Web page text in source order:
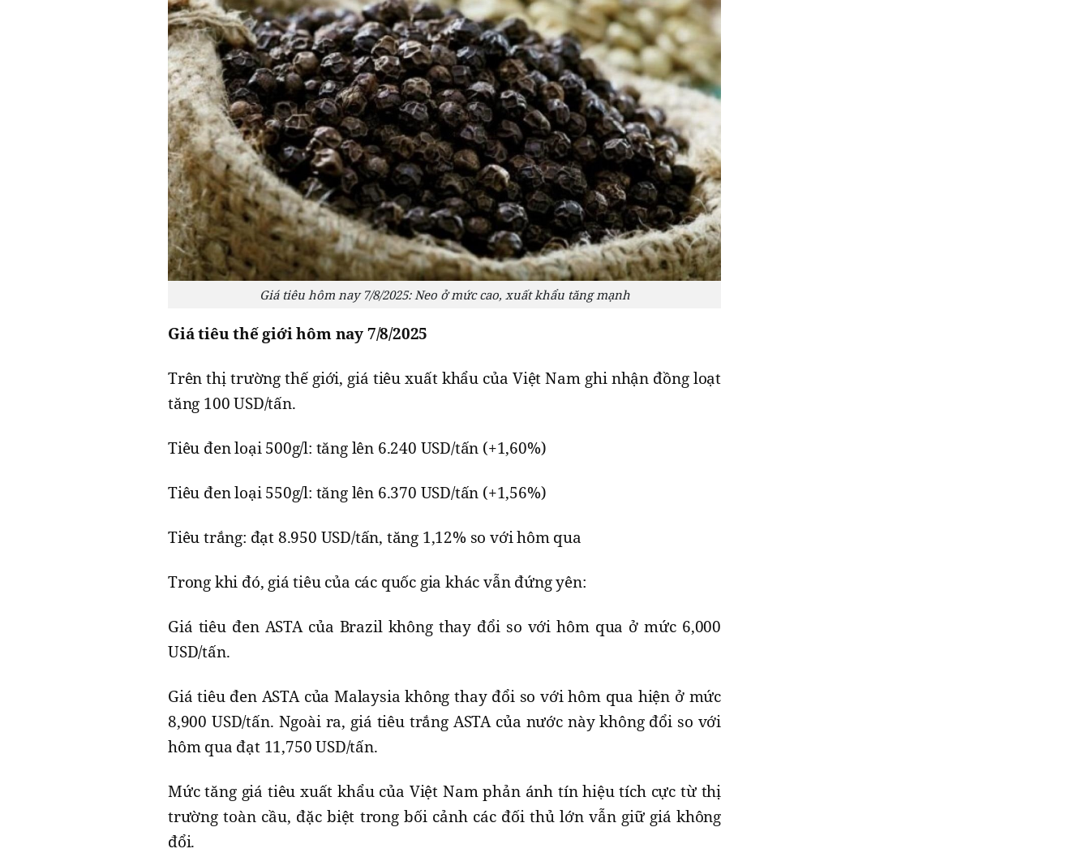
Giá tiêu hôm nay 7/8/2025: Neo ở mức cao, xuất khẩu tăng mạnh
Giá tiêu thế giới hôm nay 7/8/2025
Trên thị trường thế giới, giá tiêu xuất khẩu của Việt Nam ghi nhận đồng loạt
tăng 100 USD/tấn.
Tiêu đen loại 500g/l: tăng lên 6.240 USD/tấn (+1,60%)
Tiêu đen loại 550g/l: tăng lên 6.370 USD/tấn (+1,56%)
Tiêu trắng: đạt 8.950 USD/tấn, tăng 1,12% so với hôm qua
Trong khi đó, giá tiêu của các quốc gia khác vẫn đứng yên:
Giá tiêu đen ASTA của Brazil không thay đổi so với hôm qua ở mức 6,000
USD/tấn.
Giá tiêu đen ASTA của Malaysia không thay đổi so với hôm qua hiện ở mức
8,900 USD/tấn. Ngoài ra, giá tiêu trắng ASTA của nước này không đổi so với
hôm qua đạt 11,750 USD/tấn.
Mức tăng giá tiêu xuất khẩu của Việt Nam phản ánh tín hiệu tích cực từ thị
trường toàn cầu, đặc biệt trong bối cảnh các đối thủ lớn vẫn giữ giá không
đổi.